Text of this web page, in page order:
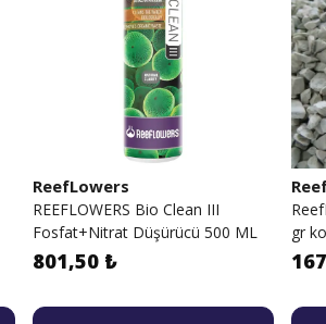
ReefLowers
REEFLOWERS Bio Clean III
Fosfat+Nitrat Düşürücü 500 ML
801,50 ₺
gr